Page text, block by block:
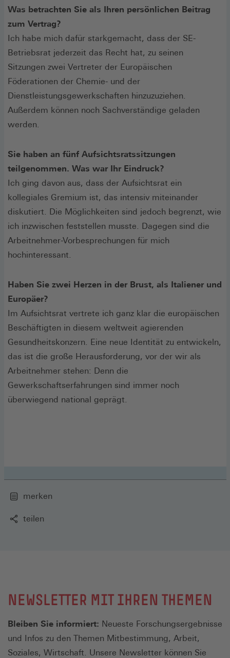
Was betrachten Sie als Ihren persönlichen Beitrag
zum Vertrag?
Ich habe mich dafür starkgemacht, dass der SE-
Betriebsrat jederzeit das Recht hat, zu seinen
Sitzungen zwei Vertreter der Europäischen
Föderationen der Chemie- und der
Dienstleistungsgewerkschaften hinzuzuziehen.
Außerdem können noch Sachverständige geladen
werden.
Sie haben an fünf Aufsichtsratssitzungen
teilgenommen. Was war Ihr Eindruck?
Ich ging davon aus, dass der Aufsichtsrat ein
kollegiales Gremium ist, das intensiv miteinander
diskutiert. Die Möglichkeiten sind jedoch begrenzt, wie
ich inzwischen feststellen musste. Dagegen sind die
Arbeitnehmer-Vorbesprechungen für mich
hochinteressant.
Haben Sie zwei Herzen in der Brust, als Italiener und
Europäer?
Im Aufsichtsrat vertrete ich ganz klar die europäischen
Beschäftigten in diesem weltweit agierenden
Gesundheitskonzern. Eine neue Identität zu entwickeln,
das ist die große Herausforderung, vor der wir als
Arbeitnehmer stehen: Denn die
Gewerkschaftserfahrungen sind immer noch
überwiegend national geprägt.
merken
teilen
NEWSLETTER MIT IHREN THEMEN
Bleiben Sie informiert: Neueste Forschungsergebnisse
und Infos zu den Themen Mitbestimmung, Arbeit,
Soziales, Wirtschaft. Unsere Newsletter können Sie